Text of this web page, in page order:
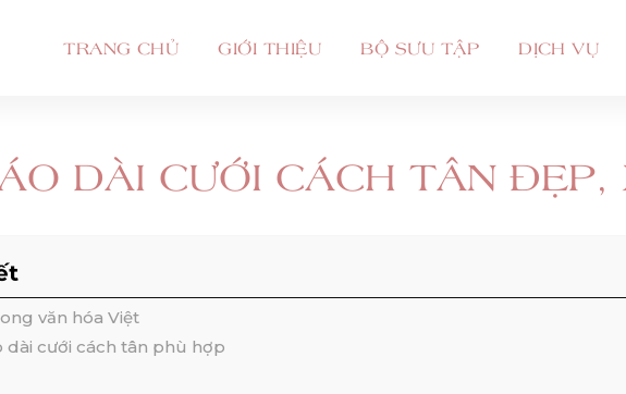
TRANG CHỦ GIỚI THIỆU BỘ SƯU TẬP DỊCH VỤ
DÀI CƯỚI CÁCH TÂN ĐẸP,
văn hóa Việt
cưới cách tân phù hợp